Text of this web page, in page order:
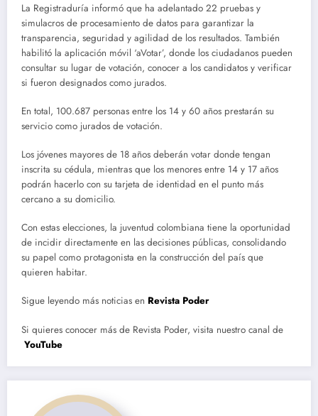
La Registraduría informó que ha adelantado 22 pruebas y
simulacros de procesamiento de datos para garantizar la
transparencia, seguridad y agilidad de los resultados. También
habilitó la aplicación móvil ‘aVotar’, donde los ciudadanos pueden
consultar su lugar de votación, conocer a los candidatos y verificar
si fueron designados como jurados.
En total, 100.687 personas entre los 14 y 60 años prestarán su
servicio como jurados de votación.
Los jóvenes mayores de 18 años deberán votar donde tengan
inscrita su cédula, mientras que los menores entre 14 y 17 años
podrán hacerlo con su tarjeta de identidad en el punto más
cercano a su domicilio.
Con estas elecciones, la juventud colombiana tiene la oportunidad
de incidir directamente en las decisiones públicas, consolidando
su papel como protagonista en la construcción del país que
quieren habitar.
Sigue leyendo más noticias en Revista Poder
Si quieres conocer más de Revista Poder, visita nuestro canal de
YouTube